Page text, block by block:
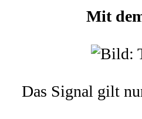
Mit
Das Signal gilt